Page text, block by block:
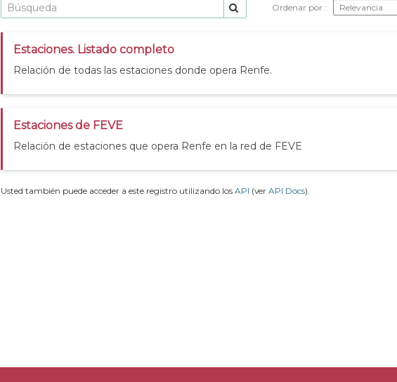
Ordenar por
Estaciones. Listado completo
Relación de todas las estaciones donde opera Renfe.
Estaciones de FEVE
Relación de estaciones que opera Renfe en la red de FEVE
Usted también puede acceder a este registro utilizando los API (ver API Docs).